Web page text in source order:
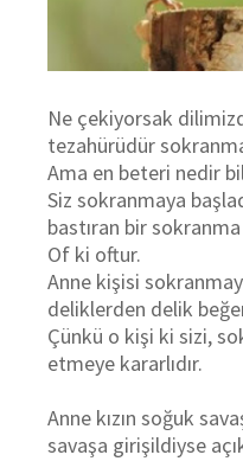
Ne çekiyorsak
tezahürüdür
Ama en beteri nedir
Siz sokranmaya
bastıran bir
Of ki oftur.
Anne kişisi
deliklerden delik
Çünkü o kişi ki sizi,
etmeye kararlıdır.
Anne kızın soğuk
savaşa girişildiyse